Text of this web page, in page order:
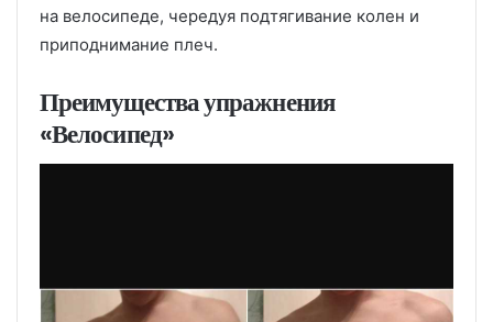
на велосипеде, чередуя подтягивание колен и
приподнимание плеч.
Преимущества упражнения
«Велосипед»